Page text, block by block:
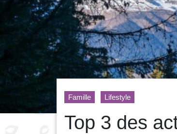
Famille Lifestyle
Top 3 des